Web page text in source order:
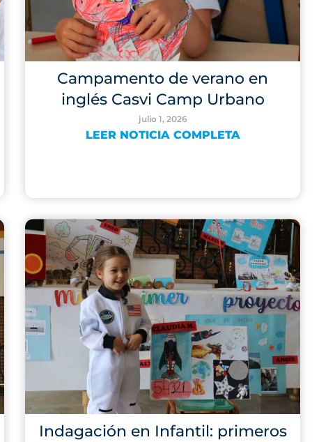
Campamento de verano en
inglés Casvi Camp Urbano
julio 1, 2026
LEER NOTICIA COMPLETA
Indagación en Infantil: primeros